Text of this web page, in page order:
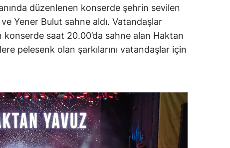
düzenlenen konserde şehrin sevilen
Yener Bulut sahne aldı. Vatandaşlar
konserde saat 20.00’da sahne alan Haktan
pelesenk olan şarkılarını vatandaşlar için